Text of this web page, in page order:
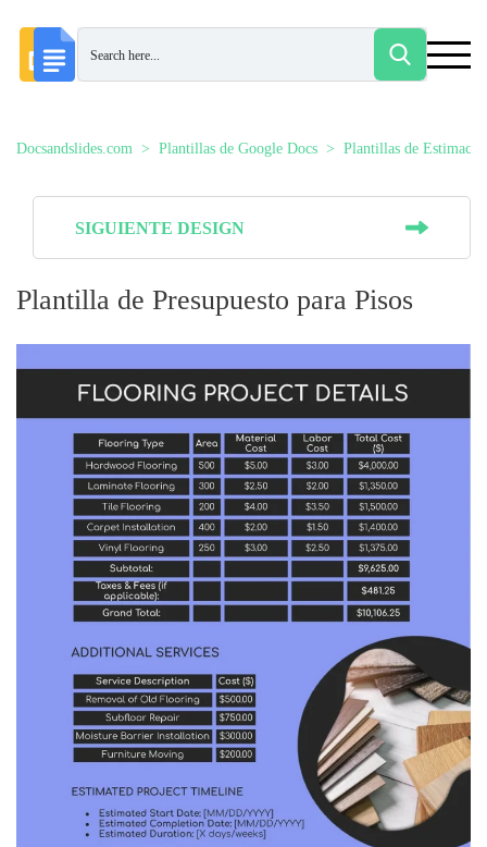
Docsandslides.com Plantillas de Google Docs Plantillas de
SIGUIENTE DESIGN
Plantilla de Presupuesto para Pisos